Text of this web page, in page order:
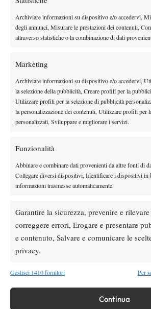
Archiviare informazioni su dispositivo e/o accedervi,
degli annunci, Misurare le prestazioni dei contenuti,
attraverso statistiche o la combinazione di dati
Marketing
Archiviare informazioni su dispositivo e/o accedervi,
la selezione della pubblicità, Creare profili per la
Utilizzare profili per la selezione di pubblicità
la personalizzazione dei contenuti, Utilizzare profili per
personalizzati, Sviluppare e migliorare i servizi.
Funzionalità
Abbinare e combinare dati provenienti da altre fonti di
Collegare diversi dispositivi, Identificare i dispositivi in
informazioni trasmesse automaticamente.
Garantire la sicurezza, prevenire e
correggere errori, Erogare e presentare
e contenuto, Salvare e comunicare le
privacy.
Gestisci 1410 fornitori Per
Continua
successo -.Picchiare sempre non mi
quindi ho impostato il match provando a
muoverla. Volevo stare lì ogni punto perché
disposta a farlo e così è stato. A inizio
po’ tutto nuovo. Questi sono tornei di
consolidare il mio gioco”.
Atp
Masters 1000 Montreal
News
Masters 1000 Cincinnati
Masters 1000 Cincinnati
dove vedere il sorteggio